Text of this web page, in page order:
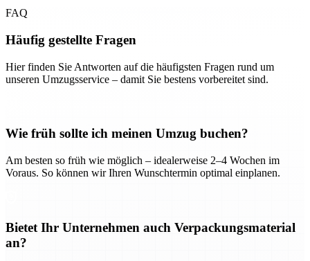
FAQ
Häufig gestellte Fragen
Hier finden Sie Antworten auf die häufigsten Fragen rund um
unseren Umzugsservice – damit Sie bestens vorbereitet sind.
Wie früh sollte ich meinen Umzug buchen?
Am besten so früh wie möglich – idealerweise 2–4 Wochen im
Voraus. So können wir Ihren Wunschtermin optimal einplanen.
Bietet Ihr Unternehmen auch Verpackungsmaterial
an?